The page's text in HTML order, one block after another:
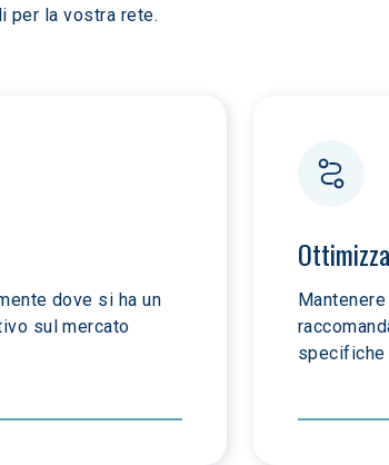
per la vostra rete.
dove si ha un
sul mercato
specifiche